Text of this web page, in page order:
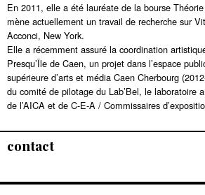
En 2011, elle a été lauréate de la bourse
mène actuellement un travail de recherche sur
Acconci, New York.
Elle a récemment assuré la coordination
Presqu’Île de Caen, un projet dans l’espace
supérieure d’arts et média Caen Cherbourg
du comité de pilotage du Lab’Bel, le laboratoire
de l’AICA et de C-E-A / Commissaires
contact